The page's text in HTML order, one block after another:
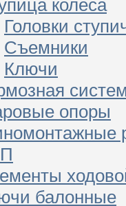
колеса
Головки
Съемники
Ключи
опоры
балонные